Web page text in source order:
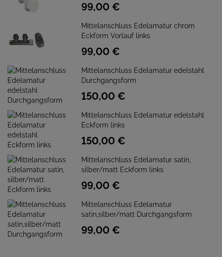
99,00 €
Mittelanschluss Edelamatur chrom
Eckform Vorlauf links
99,00 €
Mittelanschluss Edelamatur edelstahl
Durchgangsform
150,00 €
Mittelanschluss Edelamatur edelstahl
Eckform links
150,00 €
Mittelanschluss Edelamatur satin,
silber/matt Eckform links
99,00 €
Mittelanschluss Edelamatur
satin,silber/matt Durchgangsform
99,00 €